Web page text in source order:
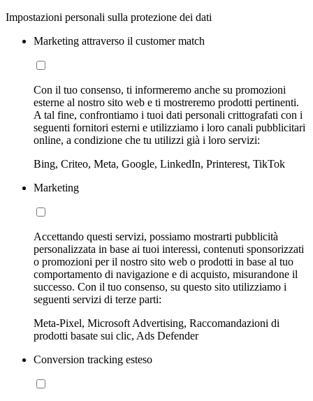
Impostazioni personali sulla protezione dei dati
Marketing attraverso il customer match
Con il tuo consenso, ti informeremo anche su promozioni
esterne al nostro sito web e ti mostreremo prodotti pertinenti.
A tal fine, confrontiamo i tuoi dati personali crittografati con i
seguenti fornitori esterni e utilizziamo i loro canali pubblicitari
online, a condizione che tu utilizzi già i loro servizi:
Bing, Criteo, Meta, Google, LinkedIn, Printerest, TikTok
Marketing
Accettando questi servizi, possiamo mostrarti pubblicità
personalizzata in base ai tuoi interessi, contenuti sponsorizzati
o promozioni per il nostro sito web o prodotti in base al tuo
comportamento di navigazione e di acquisto, misurandone il
successo. Con il tuo consenso, su questo sito utilizziamo i
seguenti servizi di terze parti:
Meta-Pixel, Microsoft Advertising, Raccomandazioni di
prodotti basate sui clic, Ads Defender
Conversion tracking esteso